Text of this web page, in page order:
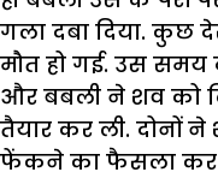
गला दबा दिया. कुछ
मौत हो गई. उस समय
और बबली ने शव को
तैयार कर ली.
फेंकने का फैसला कर